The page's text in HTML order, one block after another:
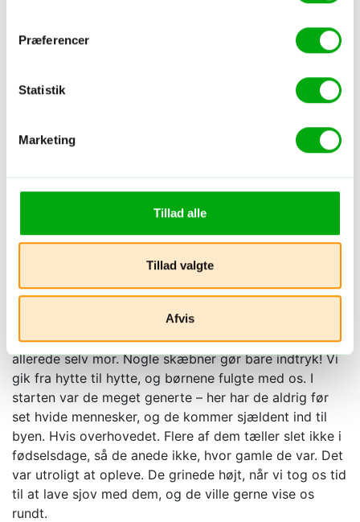
Præferencer
Statistik
Marketing
Tillad alle
Tillad valgte
Afvis
Ikke alle familier er klassiske familier. Vi mødte en pige
på 14 år, der boede sammen med sin far og sin datter
på 9 måneder. De havde ikke andet familie, og hun var
allerede selv mor. Nogle skæbner gør bare indtryk! Vi
gik fra hytte til hytte, og børnene fulgte med os. I
starten var de meget generte – her har de aldrig før
set hvide mennesker, og de kommer sjældent ind til
byen. Hvis overhovedet. Flere af dem tæller slet ikke i
fødselsdage, så de anede ikke, hvor gamle de var. Det
var utroligt at opleve. De grinede højt, når vi tog os tid
til at lave sjov med dem, og de ville gerne vise os
rundt.